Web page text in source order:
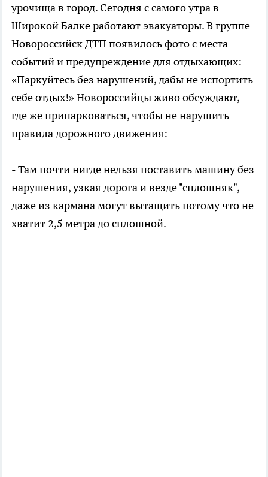
урочища в город. Сегодня с самого утра в
Широкой Балке работают эвакуаторы. В группе
Новороссийск ДТП появилось фото с места
событий и предупреждение для отдыхающих:
«Паркуйтесь без нарушений, дабы не испортить
себе отдых!» Новороссийцы живо обсуждают,
где же припарковаться, чтобы не нарушить
правила дорожного движения:
- Там почти нигде нельзя поставить машину без
нарушения, узкая дорога и везде "сплошняк",
даже из кармана могут вытащить потому что не
хватит 2,5 метра до сплошной.